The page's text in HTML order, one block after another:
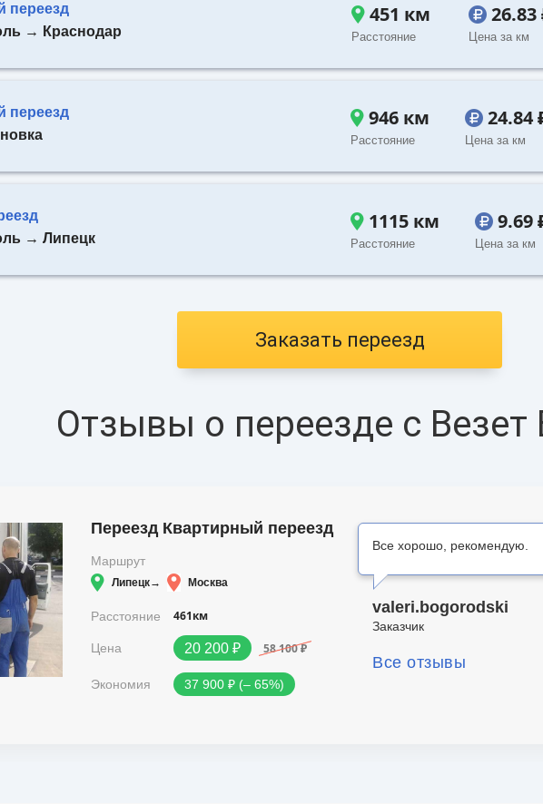
переезд
→ Краснодар
451 км
Расстояние Цена за км
переезд
946 км
Расстояние
24.84
Цена за км
→ Липецк
1115 км
Расстояние
9.69
Цена за км
Заказать переезд
Отзывы о переезде с Везет
Переезд Квартирный переезд
Маршрут
Липецк→ Москва
Расстояние 461км
Цена 20 200 ₽ 58 100 ₽
Экономия 37 900 ₽ (‒ 65%)
Все хорошо, рекомендую.
valeri.bogorodski
Заказчик
Все отзывы